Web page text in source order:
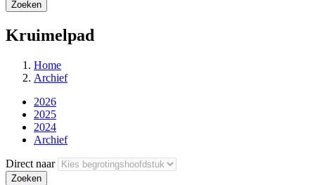
Kruimelpad
Home
Archief
2026
2025
2024
Archief
Direct naar